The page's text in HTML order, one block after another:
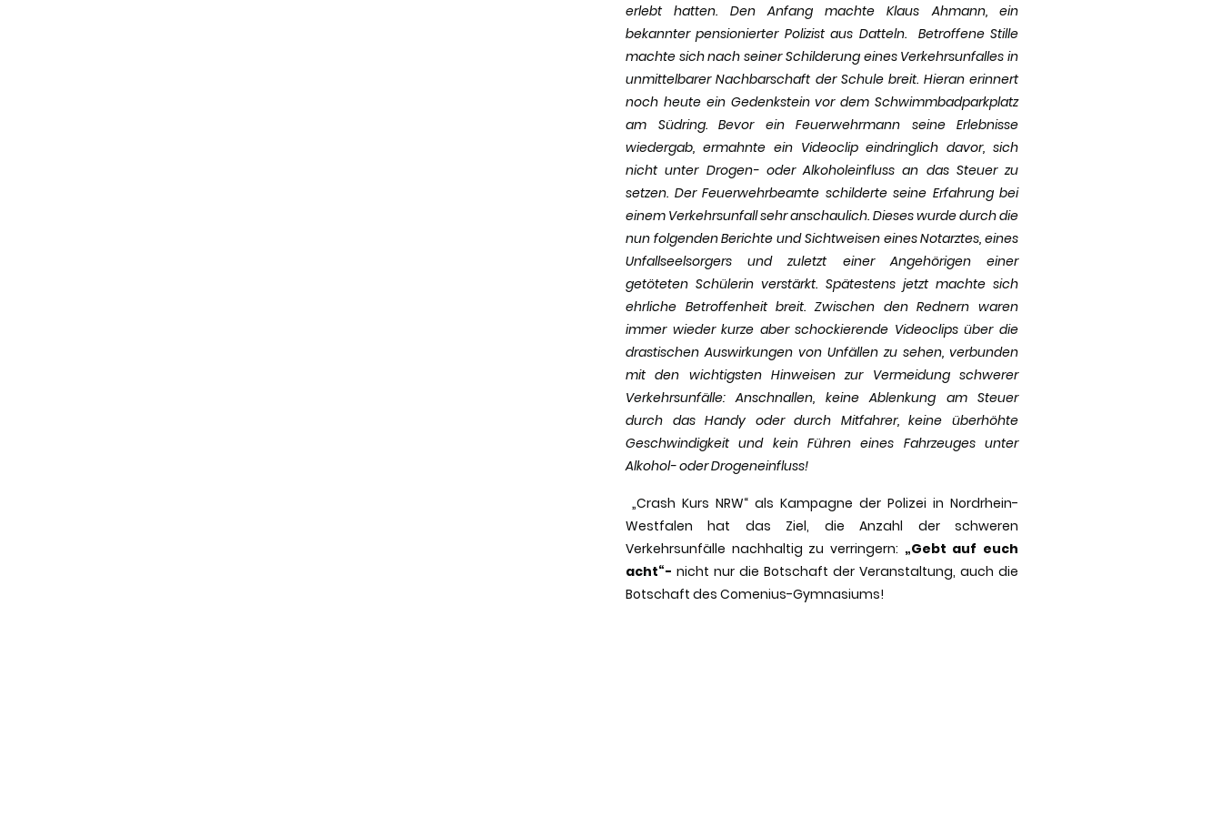
erlebt hatten. Den Anfang machte Klaus Ahmann, ein
bekannter pensionierter Polizist aus Datteln. Betroffene Stille
machte sich nach seiner Schilderung eines Verkehrsunfalles in
unmittelbarer Nachbarschaft der Schule breit. Hieran erinnert
noch heute ein Gedenkstein vor dem Schwimmbadparkplatz
am Südring. Bevor ein Feuerwehrmann seine Erlebnisse
wiedergab, ermahnte ein Videoclip eindringlich davor, sich
nicht unter Drogen- oder Alkoholeinfluss an das Steuer zu
setzen. Der Feuerwehrbeamte schilderte seine Erfahrung bei
einem Verkehrsunfall sehr anschaulich. Dieses wurde durch die
nun folgenden Berichte und Sichtweisen eines Notarztes, eines
Unfallseelsorgers und zuletzt einer Angehörigen einer
getöteten Schülerin verstärkt. Spätestens jetzt machte sich
ehrliche Betroffenheit breit. Zwischen den Rednern waren
immer wieder kurze aber schockierende Videoclips über die
drastischen Auswirkungen von Unfällen zu sehen, verbunden
mit den wichtigsten Hinweisen zur Vermeidung schwerer
Verkehrsunfälle: Anschnallen, keine Ablenkung am Steuer
durch das Handy oder durch Mitfahrer, keine überhöhte
Geschwindigkeit und kein Führen eines Fahrzeuges unter
Alkohol- oder Drogeneinfluss!
„Crash Kurs NRW“ als Kampagne der Polizei in Nordrhein-
Westfalen hat das Ziel, die Anzahl der schweren
Verkehrsunfälle nachhaltig zu verringern: „Gebt auf euch
acht“- nicht nur die Botschaft der Veranstaltung, auch die
Botschaft des Comenius-Gymnasiums!